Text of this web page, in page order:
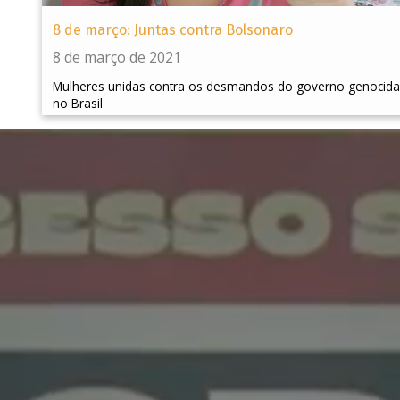
8 de março: Juntas contra Bolsonaro
8 de março de 2021
Mulheres unidas contra os desmandos do governo genocida
no Brasil